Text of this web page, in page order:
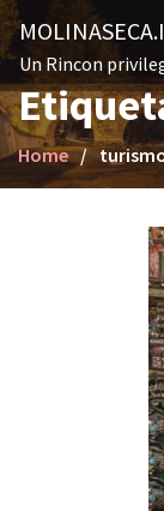
S
k
p
t
o
c
Un Rincon
Home